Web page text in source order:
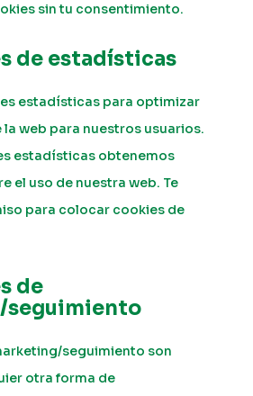
sin tu consentimiento.
de estadísticas
estadísticas para optimizar
web para nuestros usuarios.
estadísticas obtenemos
el uso de nuestra web. Te
para colocar cookies de
de
seguimiento
seguimiento son
otra forma de